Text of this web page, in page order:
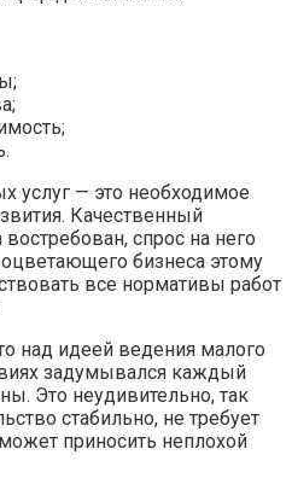
услуг — это необходимое
Качественный
спрос на него
бизнеса этому
все нормативы работ
над идеей ведения малого
задумывался каждый
Это неудивительно, так
стабильно, не требует
приносить неплохой